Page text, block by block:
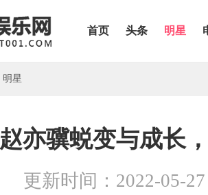
首页 头条 明星
明星
赵亦骥蜕变与成长
更新时间：2022-05-27